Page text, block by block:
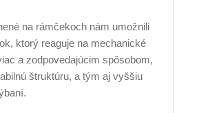
na rámčekoch nám umožnili
ktorý reaguje na mechanické
a zodpovedajúcim spôsobom,
štruktúru, a tým aj vyššiu